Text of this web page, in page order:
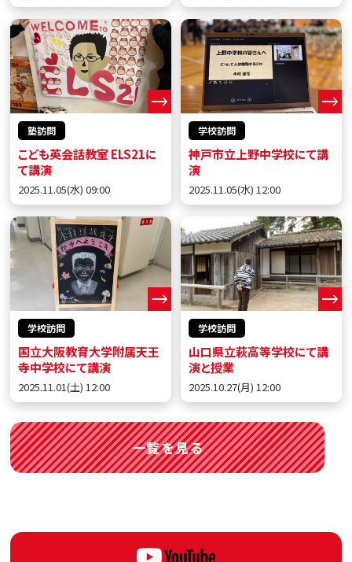
塾訪問
こども英会話教室 ELS21に
て講演
2025.11.05(水) 09:00
学校訪問
神戸市立上野中学校にて講
演
2025.11.05(水) 12:00
学校訪問
国立大阪教育大学附属天王
寺中学校にて講演
2025.11.01(土) 12:00
学校訪問
山口県立萩高等学校にて講
演と授業
2025.10.27(月) 12:00
一覧を見る